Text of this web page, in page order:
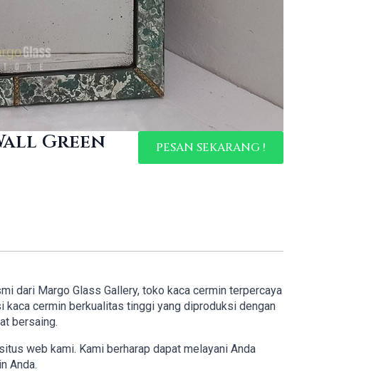
Green
PESAN SEKARANG !
dari Margo Glass Gallery, toko kaca cermin terpercaya
cermin berkualitas tinggi yang diproduksi dengan
bersaing.
web kami. Kami berharap dapat melayani Anda
Anda.